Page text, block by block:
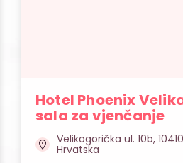
Hotel Phoenix
sala za vjenčanje
Velikogorička ul. 10b,
Hrvatska